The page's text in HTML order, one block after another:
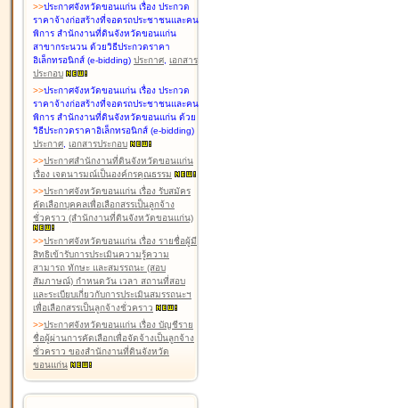
>>ประกาศจังหวัดขอนแก่น เรื่อง ประกวด
ราคาจ้างก่อสร้างที่จอดรถประชาชนและคน
พิการ สำนักงานที่ดินจังหวัดขอนแก่น
สาขากระนวน ด้วยวิธีประกวดราคา
อิเล็กทรอนิกส์ (e-bidding) ประกาศ, เอกสาร
ประกอบ
>>ประกาศจังหวัดขอนแก่น เรื่อง ประกวด
ราคาจ้างก่อสร้างที่จอดรถประชาชนและคน
พิการ สำนักงานที่ดินจังหวัดขอนแก่น ด้วย
วิธีประกวดราคาอิเล็กทรอนิกส์ (e-bidding)
ประกาศ, เอกสารประกอบ
>>ประกาศสำนักงานที่ดินจังหวัดขอนแก่น
เรื่อง เจตนารมณ์เป็นองค์กรคุณธรรม
>>ประกาศจังหวัดขอนแก่น เรื่อง รับสมัคร
คัดเลือกบุคคลเพื่อเลือกสรรเป็นลูกจ้าง
ชั่วคราว (สำนักงานที่ดินจังหวัดขอนแก่น)
>>ประกาศจังหวัดขอนแก่น เรื่อง รายชื่อผู้มี
สิทธิเข้ารับการประเมินความรู้ความ
สามารถ ทักษะ และสมรรถนะ (สอบ
สัมภาษณ์) กำหนดวัน เวลา สถานที่สอบ
และระเบียบเกี่ยวกับการประเมินสมรรถนะฯ
เพื่อเลือกสรรเป็นลูกจ้างชั่วคราว
>>ประกาศจังหวัดขอนแก่น เรื่อง บัญชีราย
ชื่อผู้ผ่านการคัดเลือกเพื่อจัดจ้างเป็นลูกจ้าง
ชั่วคราว ของสำนักงานที่ดินจังหวัด
ขอนแก่น